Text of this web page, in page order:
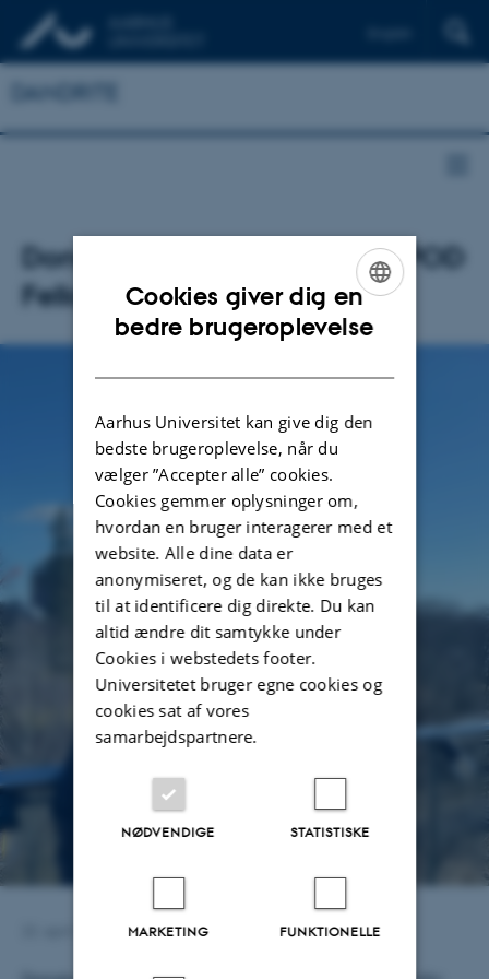
DANDRITE
Dongkyun Lim - A new NORPOD
Fellow
Anne Ahlmann Kamp
ENGLISH
Cookies giver dig en
bedre brugeroplevelse
Aarhus Universitet kan give dig den
bedste brugeroplevelse, når du
vælger ”Accepter alle” cookies.
Cookies gemmer oplysninger om,
hvordan en bruger interagerer med et
website. Alle dine data er
anonymiseret, og de kan ikke bruges
til at identificere dig direkte. Du kan
altid ændre dit samtykke under
Cookies i webstedets footer.
Universitetet bruger egne cookies og
cookies sat af vores
samarbejdspartnere.
NØDVENDIGE STATISTISKE
MARKETING FUNKTIONELLE